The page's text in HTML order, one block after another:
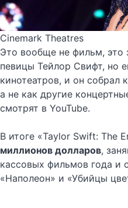
Cinemark Theatres
Это вообще не фильм, это
певицы Тейлор Свифт, но
кинотеатров, и он собрал
а не как другие
смотрят в YouTube.
В итоге «Taylor Swift: The
миллионов долларов,
кассовых фильмов года и
«Наполеон» и «Убийцы